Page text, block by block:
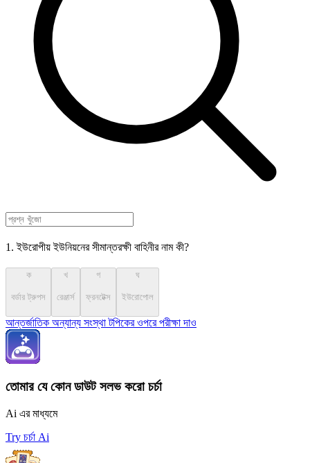
1. ইউরোপীয় ইউনিয়নের সীমান্তরক্ষী বাহিনীর নাম কী?
ক
বর্ডার ট্রুপস
খ
রেঞ্জার্স
গ
ফ্রনটেক্স
ঘ
ইউরোপোল
আন্তর্জাতিক অন্যান্য সংস্থা টপিকের ওপরে পরীক্ষা দাও
তোমার যে কোন ডাউট সলভ করো চর্চা
Ai এর মাধ্যমে
Try চর্চা Ai